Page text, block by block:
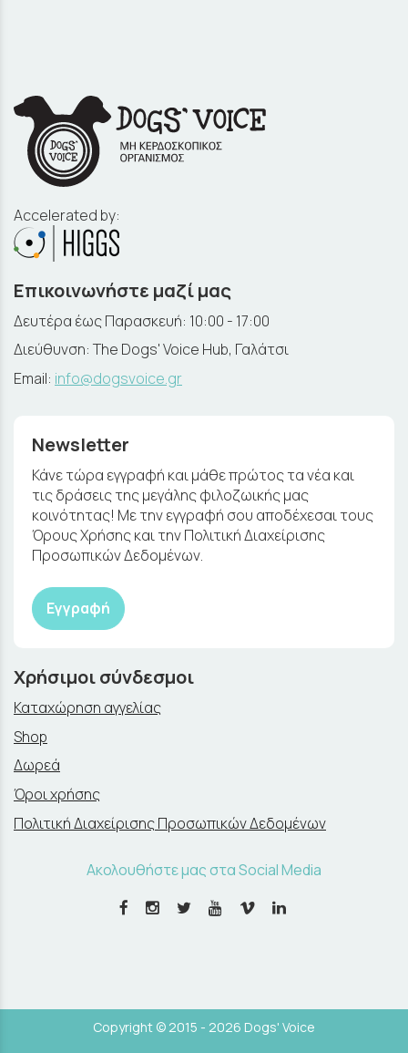
Accelerated by:
Επικοινωνήστε μαζί μας
Δευτέρα έως Παρασκευή: 10:00 - 17:00
Διεύθυνση: The Dogs' Voice Hub, Γαλάτσι
Email: info@dogsvoice.gr
Newsletter
Κάνε τώρα εγγραφή και μάθε πρώτος τα νέα και
τις δράσεις της μεγάλης φιλοζωικής μας
κοινότητας! Με την εγγραφή σου αποδέχεσαι τους
Όρους Χρήσης και την Πολιτική Διαχείρισης
Προσωπικών Δεδομένων.
Εγγραφή
Χρήσιμοι σύνδεσμοι
Καταχώρηση αγγελίας
Shop
Δωρεά
Όροι χρήσης
Πολιτική Διαχείρισης Προσωπικών Δεδομένων
Ακολουθήστε μας στα Social Media
Copyright © 2015 - 2026 Dogs' Voice